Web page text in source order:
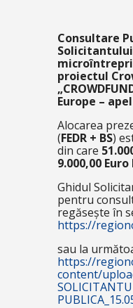
Consultare
Solicitantului
proiectul
Europe –
Alocarea
(FEDR + BS)
din care
9.000,00 Euro
Ghidul
pentru
regăsește în
https://
sau la
https://
content/